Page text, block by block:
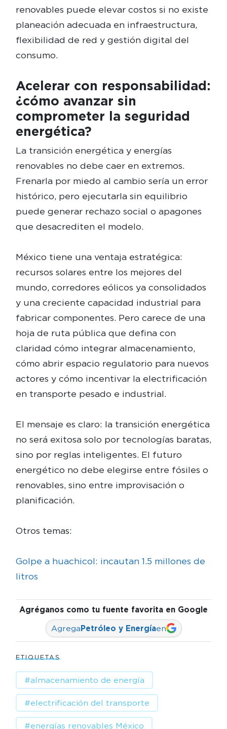
renovables puede elevar costos si no existe
planeación adecuada en infraestructura,
flexibilidad de red y gestión digital del
consumo.
Acelerar con responsabilidad:
¿cómo avanzar sin
comprometer la seguridad
energética?
La transición energética y energías
renovables no debe caer en extremos.
Frenarla por miedo al cambio sería un error
histórico, pero ejecutarla sin equilibrio
puede generar rechazo social o apagones
que desacrediten el modelo.
México tiene una ventaja estratégica:
recursos solares entre los mejores del
mundo, corredores eólicos ya consolidados
y una creciente capacidad industrial para
fabricar componentes. Pero carece de una
hoja de ruta pública que defina con
claridad cómo integrar almacenamiento,
cómo abrir espacio regulatorio para nuevos
actores y cómo incentivar la electrificación
en transporte pesado e industrial.
El mensaje es claro: la transición energética
no será exitosa solo por tecnologías baratas,
sino por reglas inteligentes. El futuro
energético no debe elegirse entre fósiles o
renovables, sino entre improvisación o
planificación.
Otros temas:
Golpe a huachicol: incautan 1.5 millones de
litros
Agréganos como tu fuente favorita en Google
AgregaPetróleo y Energíaen
ETIQUETAS
#almacenamiento de energía
#electrificación del transporte
#energías renovables México